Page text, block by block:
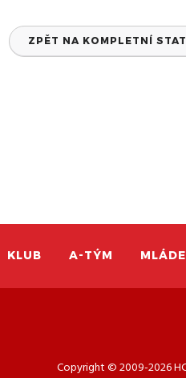
ZPĚT NA KOMPLETNÍ
KLUB A-TÝM
Copyright © 2009-2026